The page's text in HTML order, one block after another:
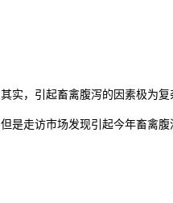
其实，引起畜禽腹泻的因素极为
但是走访市场发现引起今年畜禽